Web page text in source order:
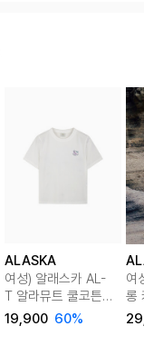
ALASKA
여성) 알래스카 AL-
T 알라뮤트 쿨코튼
크롭 반팔티
19,900 60%
여
롱